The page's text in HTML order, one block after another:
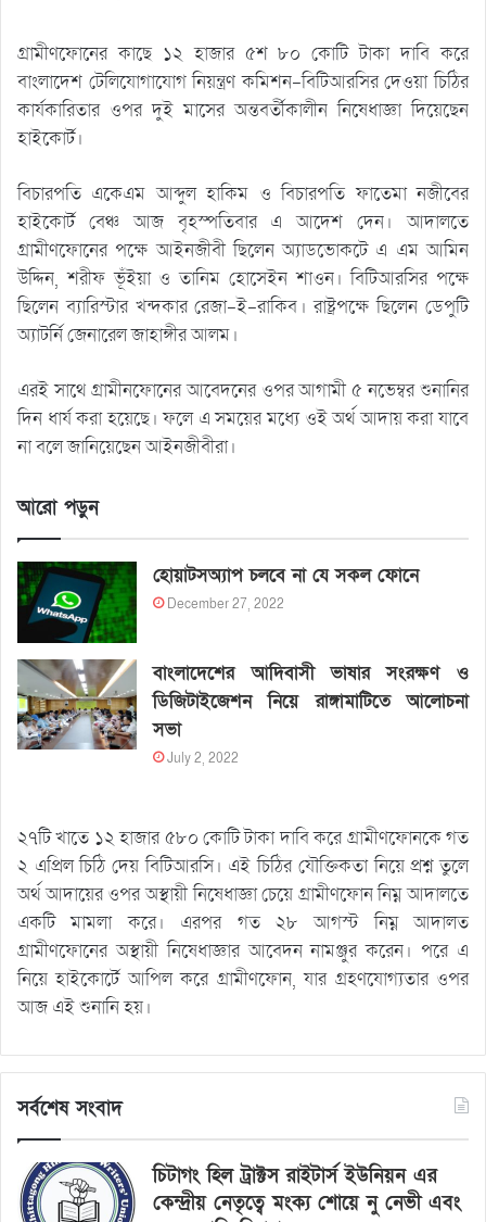
গ্রামীণফোনের কাছে ১২ হাজার ৫শ ৮০ কোটি টাকা দাবি করে
বাংলাদেশ টেলিযোগাযোগ নিয়ন্ত্রণ কমিশন-বিটিআরসির দেওয়া চিঠির
কার্যকারিতার ওপর দুই মাসের অন্তবর্তীকালীন নিষেধাজ্ঞা দিয়েছেন
হাইকোর্ট।
বিচারপতি একেএম আব্দুল হাকিম ও বিচারপতি ফাতেমা নজীবের
হাইকোর্ট বেঞ্চ আজ বৃহস্পতিবার এ আদেশ দেন। আদালতে
গ্রামীণফোনের পক্ষে আইনজীবী ছিলেন অ্যাডভোকটে এ এম আমিন
উদ্দিন, শরীফ ভূঁইয়া ও তানিম হোসেইন শাওন। বিটিআরসির পক্ষে
ছিলেন ব্যারিস্টার খন্দকার রেজা-ই-রাকিব। রাষ্ট্রপক্ষে ছিলেন ডেপুটি
অ্যাটর্নি জেনারেল জাহাঙ্গীর আলম।
এরই সাথে গ্রামীনফোনের আবেদনের ওপর আগামী ৫ নভেম্বর শুনানির
দিন ধার্য করা হয়েছে। ফলে এ সময়ের মধ্যে ওই অর্থ আদায় করা যাবে
না বলে জানিয়েছেন আইনজীবীরা।
আরো পড়ুন
হোয়াটসঅ্যাপ চলবে না যে সকল ফোনে
December 27, 2022
বাংলাদেশের আদিবাসী ভাষার সংরক্ষণ ও
ডিজিটাইজেশন নিয়ে রাঙ্গামাটিতে আলোচনা
সভা
July 2, 2022
২৭টি খাতে ১২ হাজার ৫৮০ কোটি টাকা দাবি করে গ্রামীণফোনকে গত
২ এপ্রিল চিঠি দেয় বিটিআরসি। এই চিঠির যৌক্তিকতা নিয়ে প্রশ্ন তুলে
অর্থ আদায়ের ওপর অস্থায়ী নিষেধাজ্ঞা চেয়ে গ্রামীণফোন নিম্ন আদালতে
একটি মামলা করে। এরপর গত ২৮ আগস্ট নিম্ন আদালত
গ্রামীণফোনের অস্থায়ী নিষেধাজ্ঞার আবেদন নামঞ্জুর করেন। পরে এ
নিয়ে হাইকোর্টে আপিল করে গ্রামীণফোন, যার গ্রহণযোগ্যতার ওপর
আজ এই শুনানি হয়।
সর্বশেষ সংবাদ
চিটাগং হিল ট্রাক্টস রাইটার্স ইউনিয়ন এর
কেন্দ্রীয় নেতৃত্বে মংক্য শোয়ে নু নেভী এবং